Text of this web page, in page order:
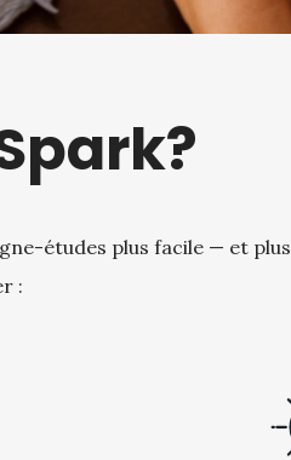
études plus facile — et plus
: